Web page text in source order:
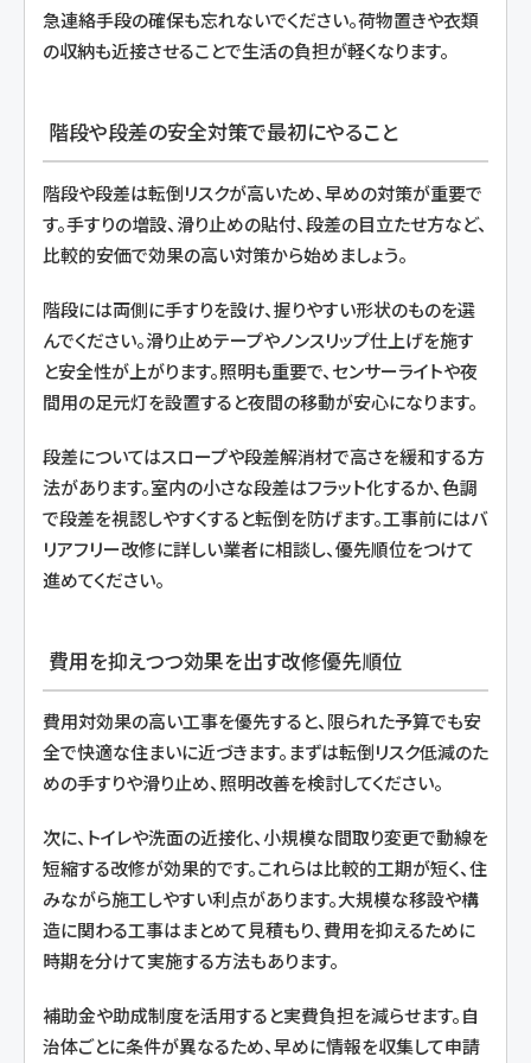
急連絡手段の確保も忘れないでください。荷物置きや衣類
の収納も近接させることで生活の負担が軽くなります。
階段や段差の安全対策で最初にやること
階段や段差は転倒リスクが高いため、早めの対策が重要で
す。手すりの増設、滑り止めの貼付、段差の目立たせ方など、
比較的安価で効果の高い対策から始めましょう。
階段には両側に手すりを設け、握りやすい形状のものを選
んでください。滑り止めテープやノンスリップ仕上げを施す
と安全性が上がります。照明も重要で、センサーライトや夜
間用の足元灯を設置すると夜間の移動が安心になります。
段差についてはスロープや段差解消材で高さを緩和する方
法があります。室内の小さな段差はフラット化するか、色調
で段差を視認しやすくすると転倒を防げます。工事前にはバ
リアフリー改修に詳しい業者に相談し、優先順位をつけて
進めてください。
費用を抑えつつ効果を出す改修優先順位
費用対効果の高い工事を優先すると、限られた予算でも安
全で快適な住まいに近づきます。まずは転倒リスク低減のた
めの手すりや滑り止め、照明改善を検討してください。
次に、トイレや洗面の近接化、小規模な間取り変更で動線を
短縮する改修が効果的です。これらは比較的工期が短く、住
みながら施工しやすい利点があります。大規模な移設や構
造に関わる工事はまとめて見積もり、費用を抑えるために
時期を分けて実施する方法もあります。
補助金や助成制度を活用すると実費負担を減らせます。自
治体ごとに条件が異なるため、早めに情報を収集して申請